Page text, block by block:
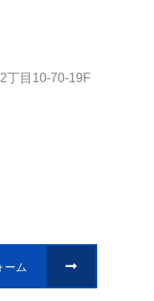
丁目10-70-19F
ーム